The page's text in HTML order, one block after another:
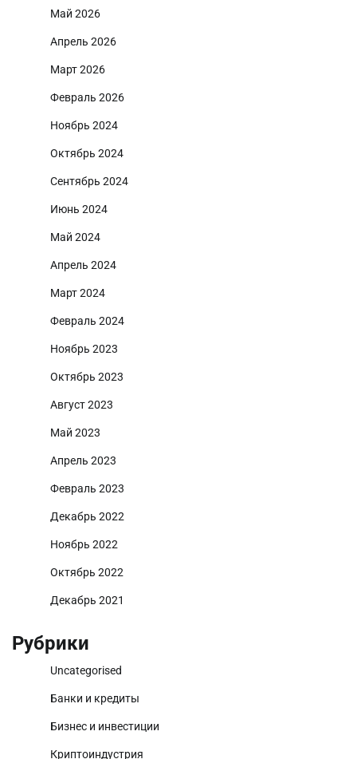
Май 2026
Апрель 2026
Март 2026
Февраль 2026
Ноябрь 2024
Октябрь 2024
Сентябрь 2024
Июнь 2024
Май 2024
Апрель 2024
Март 2024
Февраль 2024
Ноябрь 2023
Октябрь 2023
Август 2023
Май 2023
Апрель 2023
Февраль 2023
Декабрь 2022
Ноябрь 2022
Октябрь 2022
Декабрь 2021
Рубрики
Uncategorised
Банки и кредиты
Бизнес и инвестиции
Криптоиндустрия